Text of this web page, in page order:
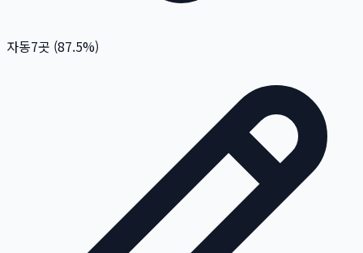
자동7곳 (87.5%)